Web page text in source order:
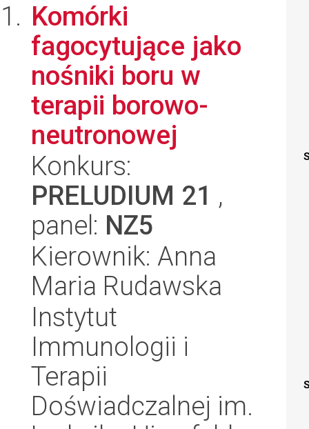
Komórki
fagocytujące jako
nośniki boru w
terapii borowo-
neutronowej
Konkurs:
PRELUDIUM 21 ,
panel: NZ5
Kierownik: Anna
Maria Rudawska
Instytut
Immunologii i
Terapii
Doświadczalnej im.